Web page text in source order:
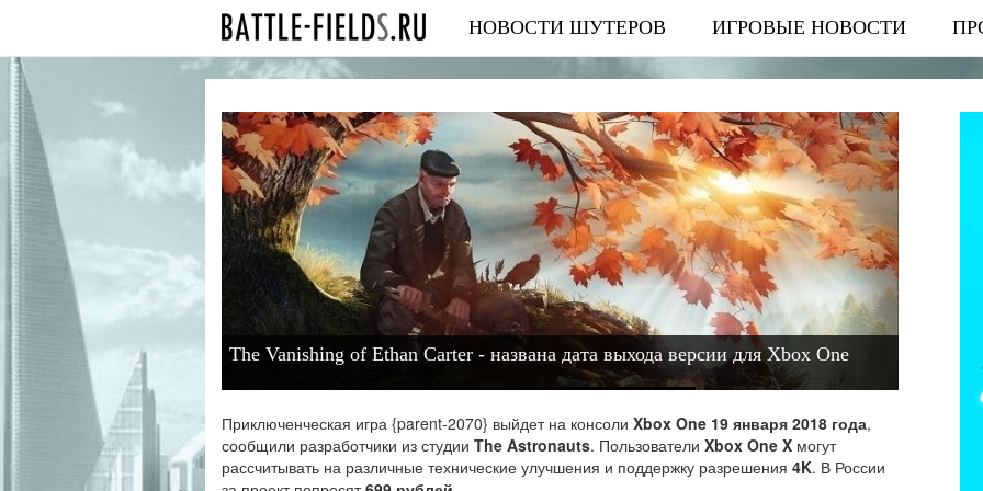
НОВОСТИ ШУТЕРОВ ИГРОВЫЕ НОВОСТИ
The Vanishing of Ethan Carter - названа дата выхода версии для Xbox One
Приключенческая игра {parent-2070} выйдет на консоли Xbox One 19 января 2018 года,
сообщили разработчики из студии The Astronauts. Пользователи Xbox One X могут
рассчитывать на различные технические улучшения и поддержку разрешения 4K. В России